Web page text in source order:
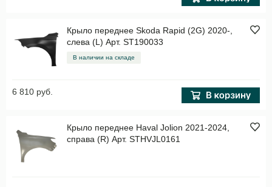
Крыло переднее Skoda Rapid (2G) 2020-,
слева (L) Арт. ST190033
В наличии на складе
6 810 руб.
Крыло переднее Haval Jolion 2021-2024,
справа (R) Арт. STHVJL0161